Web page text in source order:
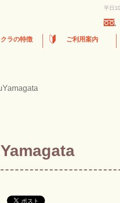
平日
ラの特徴 ご利用案内